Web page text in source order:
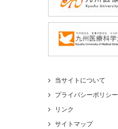
当サイトについて
プライバシーポリシー
リンク
サイトマップ